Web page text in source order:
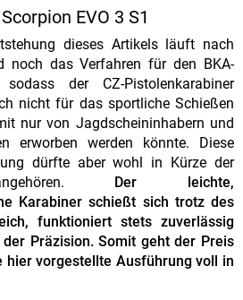
EVO 3 S1
dieses Artikels läuft nach
noch das Verfahren für den BKA-
sodass der CZ-Pistolenkarabiner
nicht für das sportliche Schießen
nur von Jagdscheininhabern und
erworben werden könnte. Diese
dürfte aber wohl in Kürze der
Der leichte,
Karabiner schießt sich trotz des
funktioniert stets zuverlässig
Präzision. Somit geht der Preis
hier vorgestellte Ausführung voll in